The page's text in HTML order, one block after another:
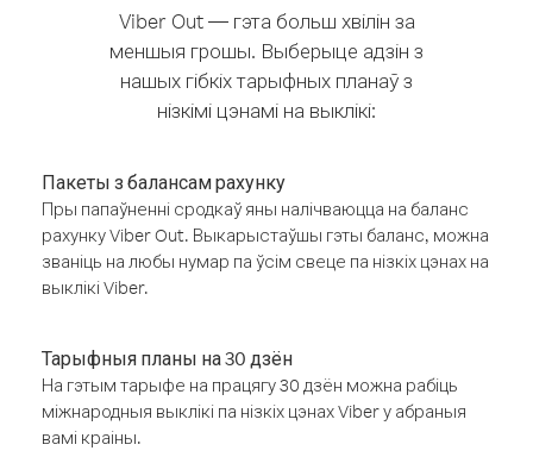
Viber Out — гэта больш хвілін за
меншыя грошы. Выберыце адзін з
нашых гібкіх тарыфных планаў з
нізкімі цэнамі на выклікі:
Пакеты з балансам рахунку
Пры папаўненні сродкаў яны налічваюцца на баланс
рахунку Viber Out. Выкарыстаўшы гэты баланс, можна
званіць на любы нумар па ўсім свеце па нізкіх цэнах на
выклікі Viber.
Тарыфныя планы на 30 дзён
На гэтым тарыфе на працягу 30 дзён можна рабіць
міжнародныя выклікі па нізкіх цэнах Viber у абраныя
вамі краіны.